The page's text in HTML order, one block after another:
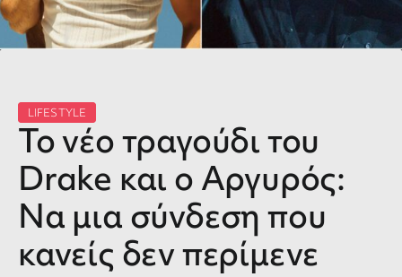
LIFESTYLE
Το νέο τραγούδι του
Drake και ο Αργυρός:
Nα μια σύνδεση που
κανείς δεν περίμενε